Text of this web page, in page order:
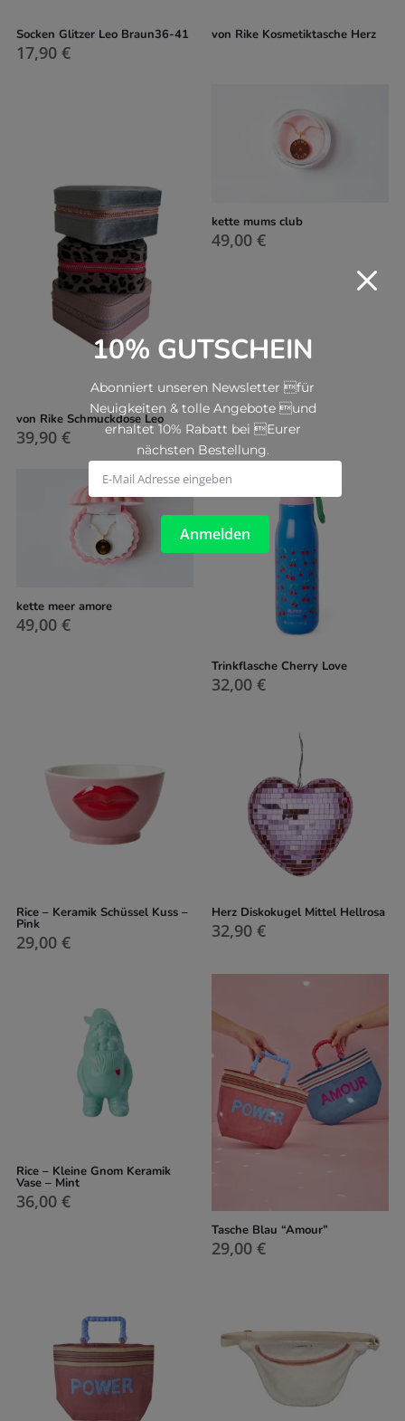
M
10% GUTSCHEIN
Abonniert unseren Newsletter für
Neuigkeiten & tolle Angebote und
erhaltet 10% Rabatt bei Eurer
nächsten Bestellung.
Anmelden
Socken Glitzer Leo Braun36-41
17,90 €
von Rike Kosmetiktasche Herz
von Rike Schmuckdose Leo
39,90 €
kette mums club
49,00 €
kette meer amore
49,00 €
Trinkflasche Cherry Love
32,00 €
Rice – Keramik Schüssel Kuss –
Pink
29,00 €
Herz Diskokugel Mittel Hellrosa
32,90 €
Rice – Kleine Gnom Keramik
Vase – Mint
36,00 €
Tasche Blau “Amour”
29,00 €